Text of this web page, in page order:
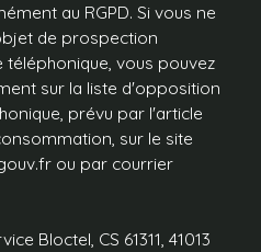
au RGPD. Si vous ne
de prospection
vous pouvez
sur la liste d'opposition
prévu par l'article
sur le site
ou par courrier
Bloctel, CS 61311, 41013